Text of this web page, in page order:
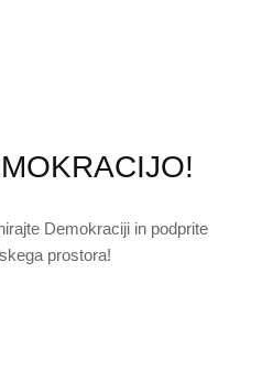
Demokraciji in podprite
prostora!